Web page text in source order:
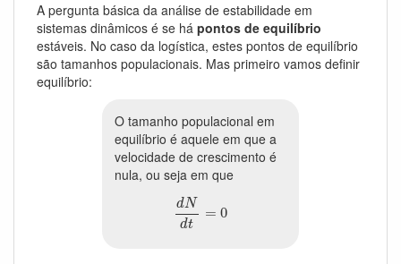
A pergunta básica da análise de estabilidade em
sistemas dinâmicos é se há pontos de equilíbrio
estáveis. No caso da logística, estes pontos de equilíbrio
são tamanhos populacionais. Mas primeiro vamos definir
equilíbrio:
O tamanho populacional em
equilíbrio é aquele em que a
velocidade de crescimento é
nula, ou seja em que
dN
dt
= 0
dNd